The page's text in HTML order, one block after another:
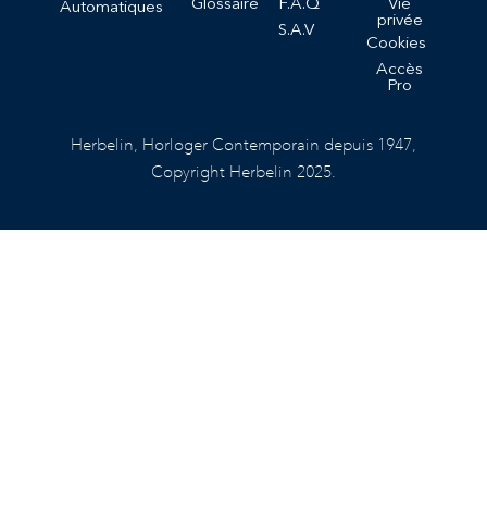
Automatiques
S.A.V
privée
Cookies
Accès
Pro
Herbelin, Horloger Contemporain depuis 1947,
Copyright Herbelin 2025.